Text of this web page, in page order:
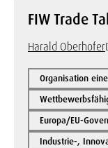
FIW Trade
Harald Oberhofer
Organisation
Europa/EU-
Industrie-,